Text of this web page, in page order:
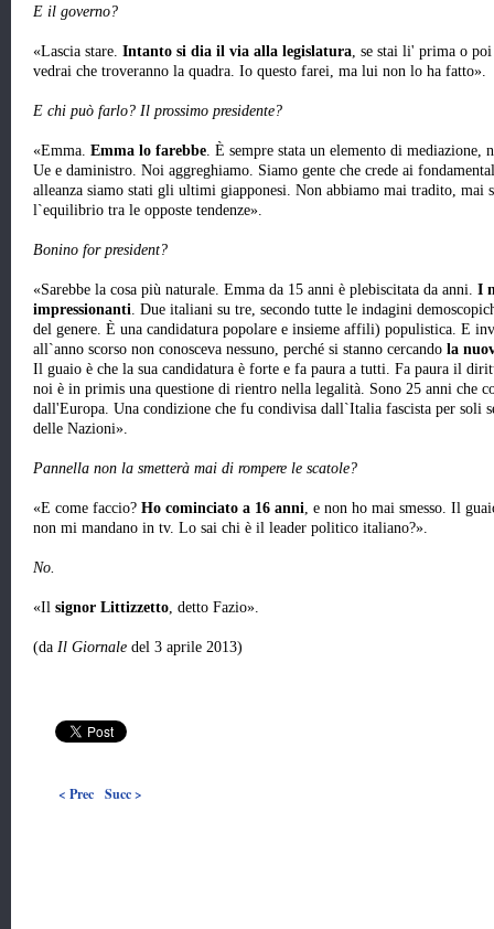
E il governo?
«Lascia stare. Intanto si dia il via alla legislatura, se stai li' prima o
vedrai che troveranno la quadra. Io questo farei, ma lui non lo ha fatto».
E chi può farlo? Il prossimo presidente?
«Emma. Emma lo farebbe. È sempre stata un elemento di
Ue e daministro. Noi aggreghiamo. Siamo gente che crede ai
alleanza siamo stati gli ultimi giapponesi. Non abbiamo mai tradito, mai
l`equilibrio tra le opposte tendenze».
Bonino for president?
«Sarebbe la cosa più naturale. Emma da 15 anni è plebiscitata da anni. I
impressionanti. Due italiani su tre, secondo tutte le indagini
del genere. È una candidatura popolare e insieme affili) populistica. E
all`anno scorso non conosceva nessuno, perché si stanno cercando la
Il guaio è che la sua candidatura è forte e fa paura a tutti. Fa paura il
noi è in primis una questione di rientro nella legalità. Sono 25 anni che
dall'Europa. Una condizione che fu condivisa dall`Italia fascista per soli
delle Nazioni».
Pannella non la smetterà mai di rompere le scatole?
«E come faccio? Ho cominciato a 16 anni, e non ho mai smesso. Il
non mi mandano in tv. Lo sai chi è il leader politico italiano?».
No.
«Il signor Littizzetto, detto Fazio».
(da Il Giornale del 3 aprile 2013)
< Prec Succ >